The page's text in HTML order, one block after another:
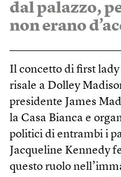
dal palazzo,
non erano
Il concetto di first
risale a Dolley
presidente James
la Casa Bianca e
politici di entrambi i
Jacqueline Kennedy
questo ruolo